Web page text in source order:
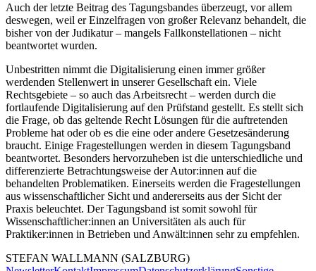
Auch der letzte Beitrag des Tagungsbandes überzeugt, vor allem
deswegen, weil er Einzelfragen von großer Relevanz behandelt, die
bisher von der Judikatur – mangels Fallkonstellationen – nicht
beantwortet wurden.
Unbestritten nimmt die Digitalisierung einen immer größer
werdenden Stellenwert in unserer Gesellschaft ein. Viele
Rechtsgebiete – so auch das Arbeitsrecht – werden durch die
fortlaufende Digitalisierung auf den Prüfstand gestellt. Es stellt sich
die Frage, ob das geltende Recht Lösungen für die auftretenden
Probleme hat oder ob es die eine oder andere Gesetzesänderung
braucht. Einige Fragestellungen werden in diesem Tagungsband
beantwortet. Besonders hervorzuheben ist die unterschiedliche und
differenzierte Betrachtungsweise der Autor:innen auf die
behandelten Problematiken. Einerseits werden die Fragestellungen
aus wissenschaftlicher Sicht und andererseits aus der Sicht der
Praxis beleuchtet. Der Tagungsband ist somit sowohl für
Wissenschaftlicher:innen an Universitäten als auch für
Praktiker:innen in Betrieben und Anwält:innen sehr zu empfehlen.
STEFAN WALLMANN (SALZBURG)